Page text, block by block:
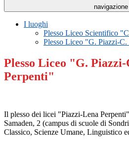
navigazione
I luoghi
Plesso Liceo Scientifico
Plesso Liceo "G. Piazzi-C.
Plesso Liceo "G. Piazzi-
Perpenti"
Il plesso dei licei "Piazzi-Lena
Samaden, 2 (campus di scuole di
Classico, Scienze Umane, Linguistico